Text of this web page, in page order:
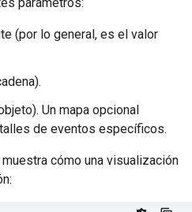
(por lo general, es el valor
Un mapa opcional
de eventos específicos.
cómo una visualización